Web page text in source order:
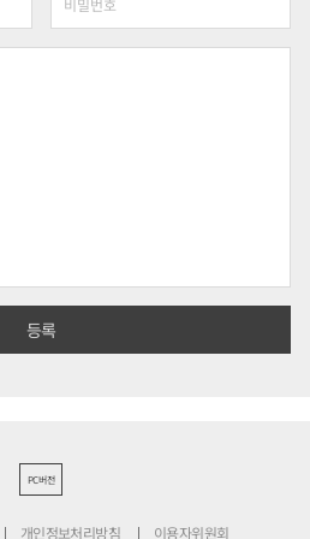
PC버전
개인정보처리방침 이용자위원회